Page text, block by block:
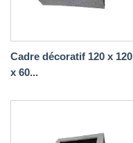
Cadre décoratif 120 x 120
x 60...